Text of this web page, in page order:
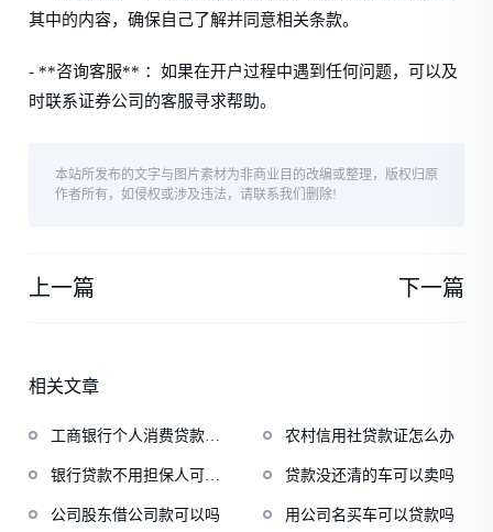
其中的内容，确保自己了解并同意相关条款。
- **咨询客服** ：如果在开户过程中遇到任何问题，可以及
时联系证券公司的客服寻求帮助。
本站所发布的文字与图片素材为非商业目的改编或整理，版权归原
作者所有，如侵权或涉及违法，请联系我们删除!
上一篇 下一篇
相关文章
工商银行个人消费贷款条
农村信用社贷款证怎么办
银行贷款不用担保人可以
贷款没还清的车可以卖吗
公司股东借公司款可以吗 用公司名买车可以贷款吗